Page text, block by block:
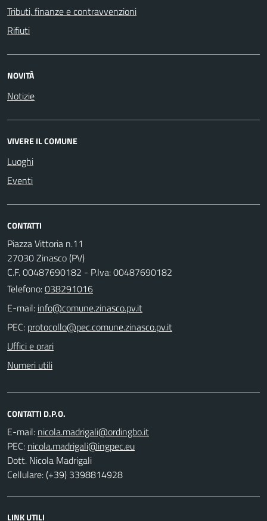
Tributi, finanze e contravvenzioni
Rifiuti
NOVITÀ
Notizie
VIVERE IL COMUNE
Luoghi
Eventi
CONTATTI
Piazza Vittoria n.11
27030 Zinasco (PV)
C.F. 00487690182 - P.Iva: 00487690182
Telefono:038291016
E-mail:
PEC:
Uffici e orari
Numeri utili
CONTATTI D.P.O.
E-mail:
PEC:
Dott. Nicola Madrigali
Cellulare: (+39) 3398814928
LINK UTILI